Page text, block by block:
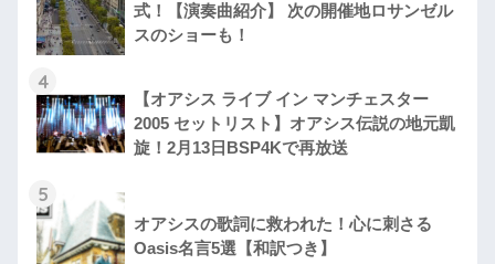
式！【演奏曲紹介】 次の開催地ロサンゼル
スのショーも！
4
【オアシス ライブ イン マンチェスター
2005 セットリスト】オアシス伝説の地元凱
旋！2月13日BSP4Kで再放送
5
オアシスの歌詞に救われた！心に刺さる
Oasis名言5選【和訳つき】